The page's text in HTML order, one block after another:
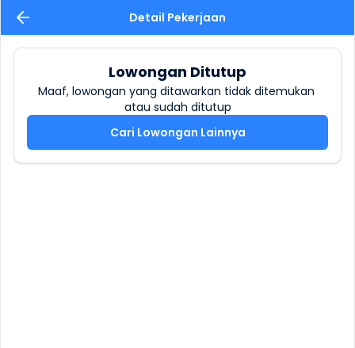
Detail Pekerjaan
Lowongan Ditutup
Maaf, lowongan yang ditawarkan tidak ditemukan
atau sudah ditutup
Cari Lowongan Lainnya